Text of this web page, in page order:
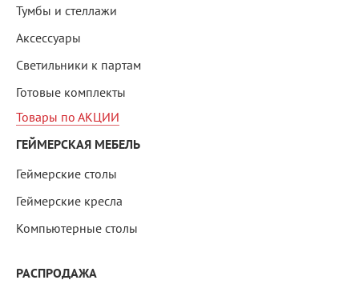
Тумбы и стеллажи
Аксессуары
Светильники к партам
Готовые комплекты
Товары по АКЦИИ
ГЕЙМЕРСКАЯ МЕБЕЛЬ
Геймерские столы
Геймерские кресла
Компьютерные столы
РАСПРОДАЖА